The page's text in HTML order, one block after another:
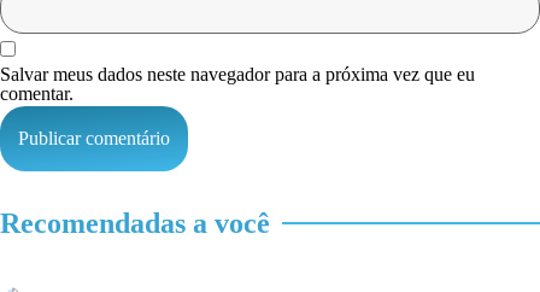
Salvar meus dados neste navegador para a próxima vez que eu
comentar.
Recomendadas a você